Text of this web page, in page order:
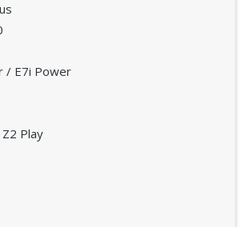
/ E7i Power
Play